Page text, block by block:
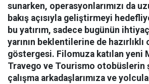
sunarken, operasyonlarımızı da
bakış açısıyla geliştirmeyi
bu yatırım, sadece bugünün
yarının beklentilerine de hazırlıklı
göstergesi. Filomuza katılan yeni
Travego ve Tourismo otobüslerin
çalışma arkadaşlarımıza ve